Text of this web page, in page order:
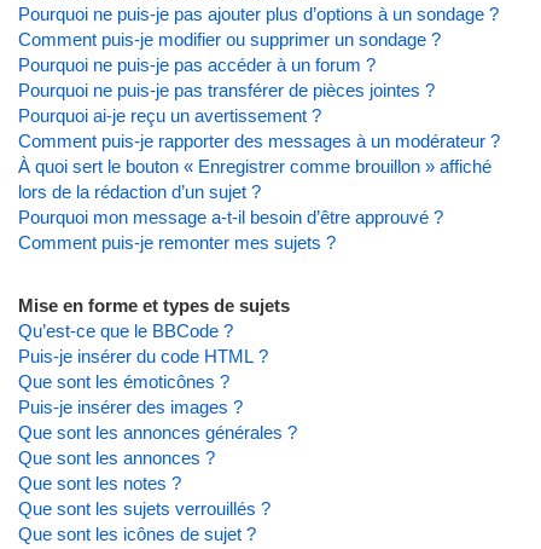
Pourquoi ne puis-je pas ajouter plus d’options à un sondage ?
Comment puis-je modifier ou supprimer un sondage ?
Pourquoi ne puis-je pas accéder à un forum ?
Pourquoi ne puis-je pas transférer de pièces jointes ?
Pourquoi ai-je reçu un avertissement ?
Comment puis-je rapporter des messages à un modérateur ?
À quoi sert le bouton « Enregistrer comme brouillon » affiché
lors de la rédaction d’un sujet ?
Pourquoi mon message a-t-il besoin d’être approuvé ?
Comment puis-je remonter mes sujets ?
Mise en forme et types de sujets
Qu’est-ce que le BBCode ?
Puis-je insérer du code HTML ?
Que sont les émoticônes ?
Puis-je insérer des images ?
Que sont les annonces générales ?
Que sont les annonces ?
Que sont les notes ?
Que sont les sujets verrouillés ?
Que sont les icônes de sujet ?